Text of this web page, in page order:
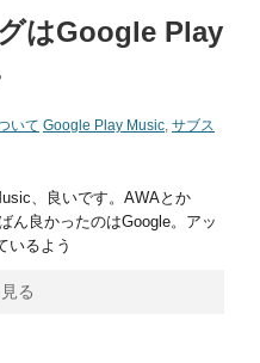
はGoogle Play
いて Google Play Music サブス
、良いです。AWAとか
ん良かったのはGoogle。アッ
いるよう
る